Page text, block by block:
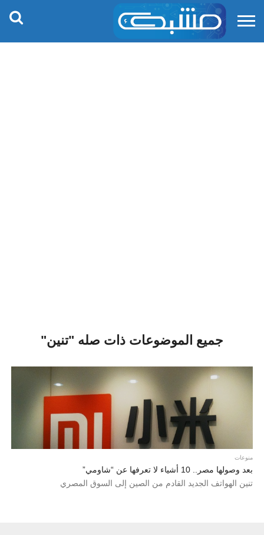
جميع الموضوعات ذات صله "تنين"
منوعات
بعد وصولها مصر.. 10 أشياء لا تعرفها عن “شاومي”
تنين الهواتف الجديد القادم من الصين إلى السوق المصري